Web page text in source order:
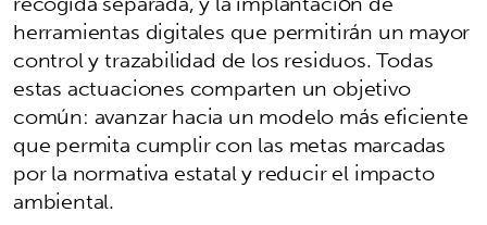
herramientas digitales que permitirán un mayor
control y trazabilidad de los residuos. Todas
estas actuaciones comparten un objetivo
común: avanzar hacia un modelo más eficiente
que permita cumplir con las metas marcadas
por la normativa estatal y reducir el impacto
ambiental.